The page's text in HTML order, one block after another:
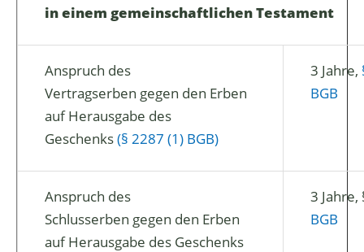
in einem gemeinschaftlichen Testament
Anspruch des
Vertragserben gegen den Erben
auf Herausgabe des
Geschenks(§ 2287 (1) BGB)
3 Jahre,
BGB
Anspruch des
Schlusserben gegen den Erben
auf Herausgabe des Geschenks
3 Jahre,
BGB